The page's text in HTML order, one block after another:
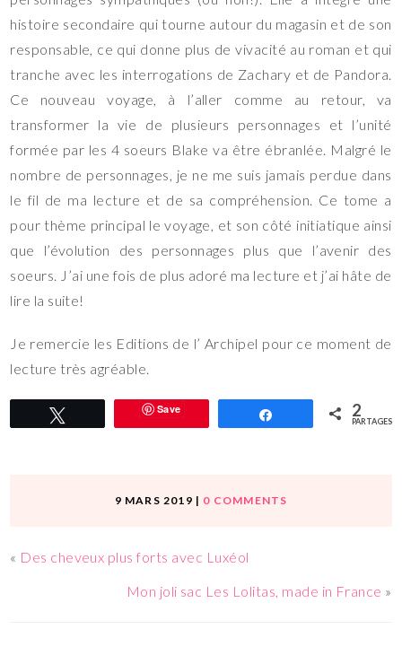
histoire secondaire qui tourne autour du magasin et de son
responsable, ce qui donne plus de vivacité au roman et qui
tranche avec les interrogations de Zachary et de Pandora.
Ce nouveau voyage, à l’aller comme au retour, va
transformer la vie de plusieurs personnages et l’unité
formée par les 4 soeurs Blake va être ébranlée. Malgré le
nombre de personnages, je ne me suis jamais perdue dans
le fil de ma lecture et de sa compréhension. Ce tome a
pour thème principal le voyage, et son côté initiatique ainsi
que l’évolution des personnages plus que l’avenir des
soeurs. J’ai une fois de plus adoré ma lecture et j’ai hâte de
lire la suite!
Je remercie les Editions de l’ Archipel pour ce moment de
lecture très agréable.
Save Partagez 2
PARTAGES
9 MARS 2019 | 0 COMMENTS
« Des cheveux plus forts avec Luxéol
Mon joli sac Les Lolitas, made in France »